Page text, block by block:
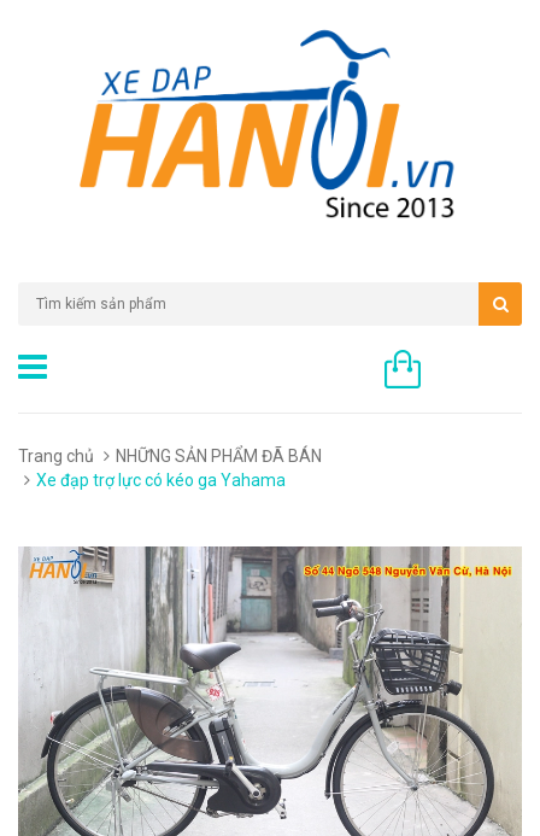
Trang chủ
NHỮNG SẢN PHẨM ĐÃ BÁN
Xe đạp trợ lực có kéo ga Yahama